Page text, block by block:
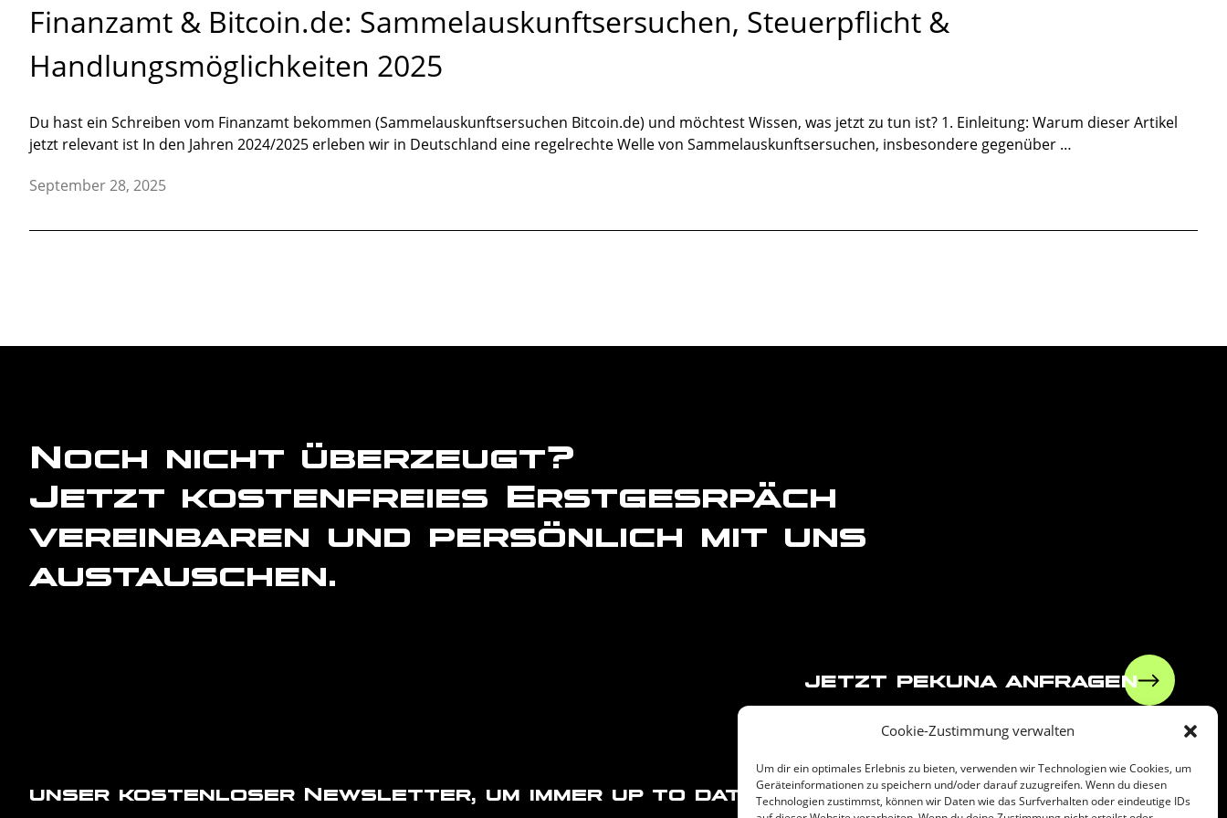
Cookie-Zustimmung verwalten
Um dir ein optimales Erlebnis zu bieten, verwenden wir Technologien wie Cookies, um
Geräteinformationen zu speichern und/oder darauf zuzugreifen. Wenn du diesen
Technologien zustimmst, können wir Daten wie das Surfverhalten oder eindeutige IDs
Finanzamt & Bitcoin.de: Sammelauskunftsersuchen, Steuerpflicht &
Handlungsmöglichkeiten 2025
Du hast ein Schreiben vom Finanzamt bekommen (Sammelauskunftsersuchen Bitcoin.de) und möchtest Wissen, was jetzt zu tun ist? 1. Einleitung: Warum dieser Artikel
jetzt relevant ist In den Jahren 2024/2025 erleben wir in Deutschland eine regelrechte Welle von Sammelauskunftsersuchen, insbesondere gegenüber …
September 28, 2025
Noch nicht überzeugt?
Jetzt kostenfreies Erstgesrpäch
vereinbaren und persönlich mit uns
austauschen.
jetzt pekuna anfragen
unser kostenloser Newsletter, um immer up to date zu bleiben!